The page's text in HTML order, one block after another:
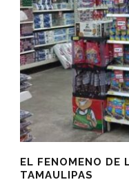
EL FENOMENO DE
TAMAULIPAS